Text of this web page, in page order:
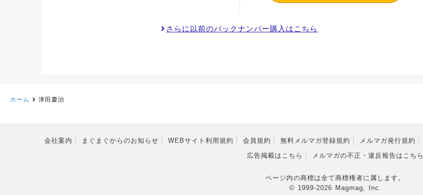
さらに以前のバックナンバー購入はこちら
ホーム 津田慶治
会社案内 まぐまぐからのお知らせ WEBサイト利用規約 会員規約 無料メルマガ登録規約 メルマガ発行規約
広告掲載はこちら
メルマガの不正・違反報告はこちら
ページ内の商標は全て商標権者に属します。
© 1999-2026 Magmag, Inc.